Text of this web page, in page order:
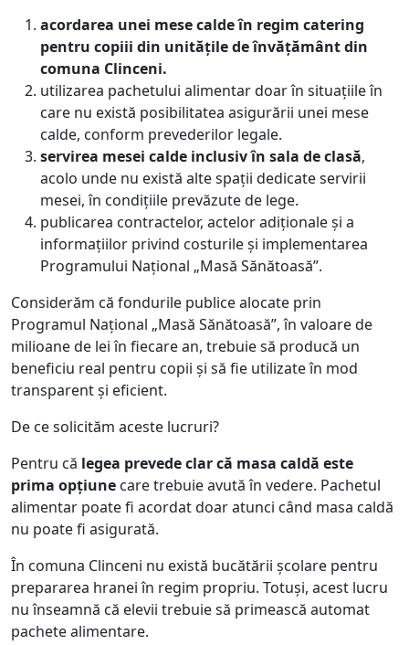
acordarea unei mese calde în regim catering
pentru copiii din unitățile de învățământ din
comuna Clinceni.
utilizarea pachetului alimentar doar în situațiile în
care nu există posibilitatea asigurării unei mese
calde, conform prevederilor legale.
servirea mesei calde inclusiv în sala de clasă,
acolo unde nu există alte spații dedicate servirii
mesei, în condițiile prevăzute de lege.
publicarea contractelor, actelor adiționale și a
informațiilor privind costurile și implementarea
Programului Național „Masă Sănătoasă”.
Considerăm că fondurile publice alocate prin
Programul Național „Masă Sănătoasă”, în valoare de
milioane de lei în fiecare an, trebuie să producă un
beneficiu real pentru copii și să fie utilizate în mod
transparent și eficient.
De ce solicităm aceste lucruri?
Pentru că legea prevede clar că masa caldă este
prima opțiune care trebuie avută în vedere. Pachetul
alimentar poate fi acordat doar atunci când masa caldă
nu poate fi asigurată.
În comuna Clinceni nu există bucătării școlare pentru
prepararea hranei în regim propriu. Totuși, acest lucru
nu înseamnă că elevii trebuie să primească automat
pachete alimentare.